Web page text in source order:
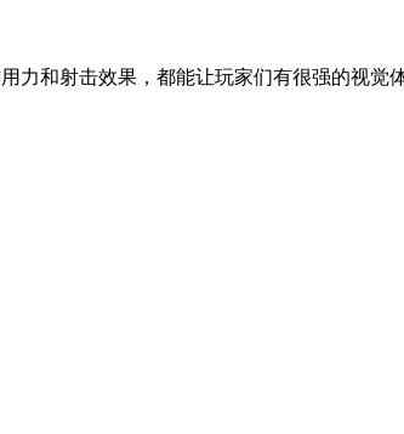
和射击效果，都能让玩家们有很强的视